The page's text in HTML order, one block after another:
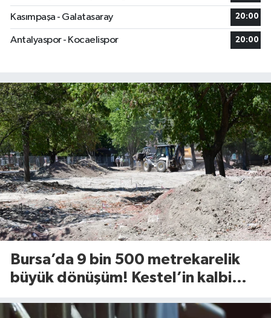
Kasımpaşa - Galatasaray 20:00
Antalyaspor - Kocaelispor 20:00
Bursa’da 9 bin 500 metrekarelik
büyük dönüşüm! Kestel’in kalbi